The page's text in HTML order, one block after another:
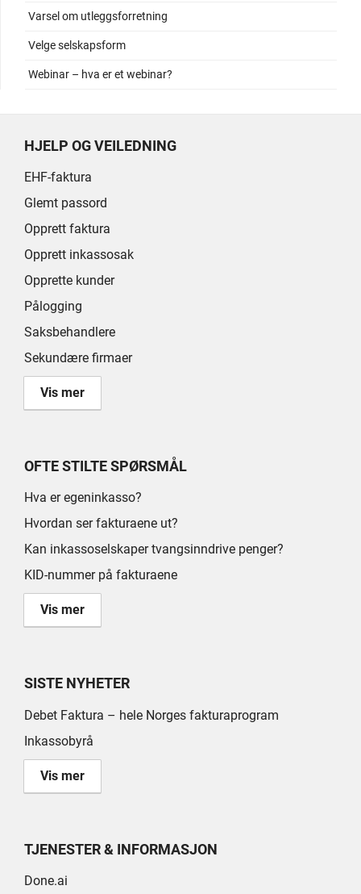
Varsel om utleggsforretning
Velge selskapsform
Webinar – hva er et webinar?
HJELP OG VEILEDNING
EHF-faktura
Glemt passord
Opprett faktura
Opprett inkassosak
Opprette kunder
Pålogging
Saksbehandlere
Sekundære firmaer
Vis mer
OFTE STILTE SPØRSMÅL
Hva er egeninkasso?
Hvordan ser fakturaene ut?
Kan inkassoselskaper tvangsinndrive penger?
KID-nummer på fakturaene
Vis mer
SISTE NYHETER
Debet Faktura – hele Norges fakturaprogram
Inkassobyrå
Vis mer
TJENESTER & INFORMASJON
Done.ai